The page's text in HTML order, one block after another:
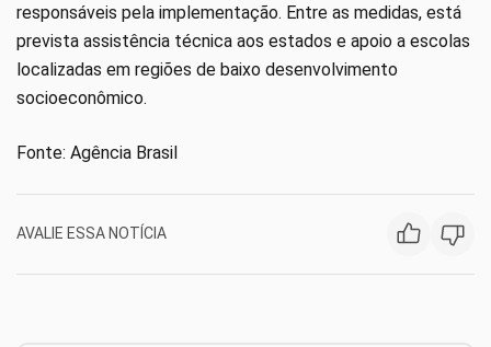
responsáveis pela implementação. Entre as medidas, está
prevista assistência técnica aos estados e apoio a escolas
localizadas em regiões de baixo desenvolvimento
socioeconômico.
Fonte: Agência Brasil
AVALIE ESSA NOTÍCIA